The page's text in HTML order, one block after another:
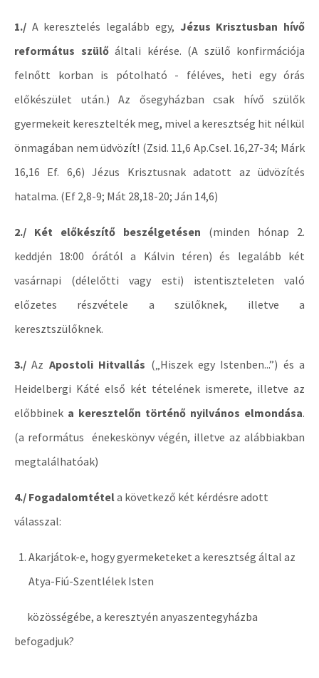
1./ A keresztelés legalább egy, Jézus Krisztusban hívő
református szülőáltali kérése. (A szülő konfirmációja
felnőtt korban is pótolható - féléves, heti egy órás
előkészület után.) Az ősegyházban csak hívő szülők
gyermekeit keresztelték meg, mivel a keresztség hit nélkül
önmagában nem üdvözít! (Zsid. 11,6 Ap.Csel. 16,27-34; Márk
16,16 Ef. 6,6) Jézus Krisztusnak adatott az üdvözítés
hatalma. (Ef 2,8-9; Mát 28,18-20; Ján 14,6)
2./ Két előkészítő beszélgetésen (minden hónap 2.
keddjén 18:00 órától a Kálvin téren) és legalább két
vasárnapi (délelőtti vagy esti) istentiszteleten való
előzetes részvétele a szülőknek, illetve a
keresztszülőknek.
3./Az Apostoli Hitvallás („Hiszek egy Istenben...”) és a
Heidelbergi Káté első két tételének ismerete, illetve az
előbbinek a keresztelőn történő nyilvános elmondása.
(a református énekeskönyv végén, illetve az alábbiakban
megtalálhatóak)
4./ Fogadalomtétela következő két kérdésre adott
válasszal:
Akarjátok-e, hogy gyermeketeket a keresztség által az
Atya-Fiú-Szentlélek Isten
közösségébe, a keresztyén anyaszentegyházba
befogadjuk?